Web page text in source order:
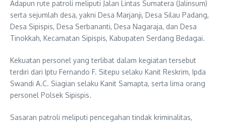
Adapun rute patroli meliputi Jalan Lintas Sumatera (Jalinsum)
serta sejumlah desa, yakni Desa Marjanji, Desa Silau Padang,
Desa Sipispis, Desa Serbananti, Desa Nagaraja, dan Desa
Tinokkah, Kecamatan Sipispis, Kabupaten Serdang Bedagai.
Kekuatan personel yang terlibat dalam kegiatan tersebut
terdiri dari Iptu Fernando F. Sitepu selaku Kanit Reskrim, Ipda
Swandi A.C. Siagian selaku Kanit Samapta, serta lima orang
personel Polsek Sipispis.
Sasaran patroli meliputi pencegahan tindak kriminalitas,